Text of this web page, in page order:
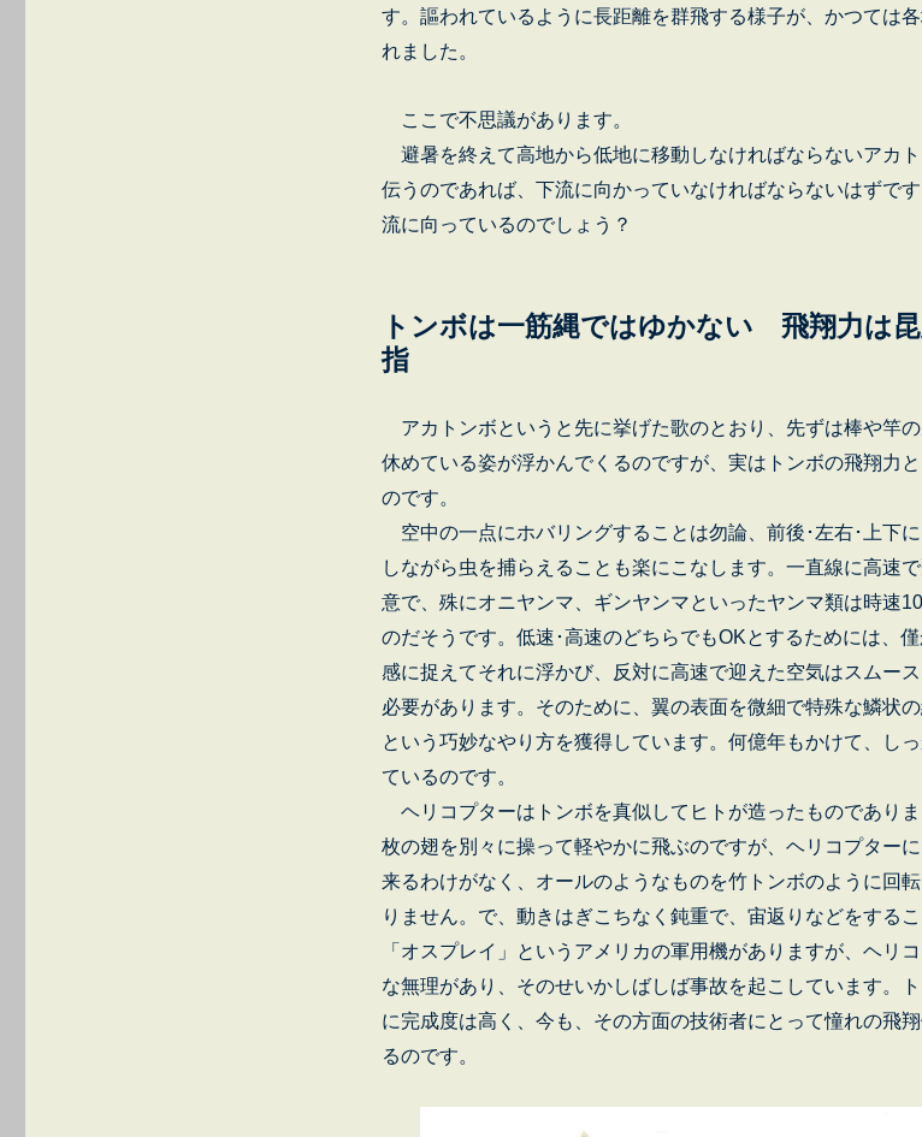
す。謳われているように長距離を群飛する様子が、かつては
れました。
ここで不思議があります。
避暑を終えて高地から低地に移動しなければならないアカ
伝うのであれば、下流に向かっていなければならないはずで
流に向っているのでしょう？
トンボは一筋縄ではゆかない 飛翔力は
指
アカトンボというと先に挙げた歌のとおり、先ずは棒や竿
休めている姿が浮かんでくるのですが、実はトンボの飛翔力
のです。
空中の一点にホバリングすることは勿論、前後･左右･上下
しながら虫を捕らえることも楽にこなします。一直線に高速
意で、殊にオニヤンマ、ギンヤンマといったヤンマ類は時速
のだそうです。低速･高速のどちらでもOKとするためには、
感に捉えてそれに浮かび、反対に高速で迎えた空気はスムー
必要があります。そのために、翼の表面を微細で特殊な鱗状
という巧妙なやり方を獲得しています。何億年もかけて、し
ているのです。
ヘリコプターはトンボを真似してヒトが造ったものであり
枚の翅を別々に操って軽やかに飛ぶのですが、ヘリコプター
来るわけがなく、オールのようなものを竹トンボのように回
りません。で、動きはぎこちなく鈍重で、宙返りなどをするこ
「オスプレイ」というアメリカの軍用機がありますが、ヘリ
な無理があり、そのせいかしばしば事故を起こしています。
に完成度は高く、今も、その方面の技術者にとって憧れの飛
るのです。